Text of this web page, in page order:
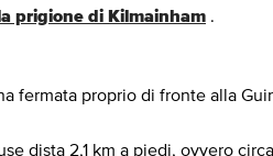
la prigione di Kilmainham .
fermata proprio di fronte alla
dista 2,1 km a piedi, ovvero